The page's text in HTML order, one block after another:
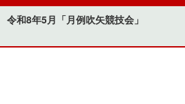
令和8年5月「月例吹矢競技会」